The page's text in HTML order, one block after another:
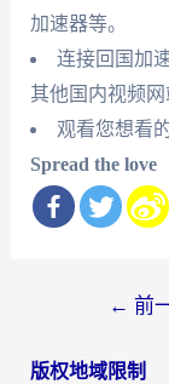
加速器等。
连接回国加
其他国内视频网
观看您想看
Spread the love
导
← 前
版权地域限制